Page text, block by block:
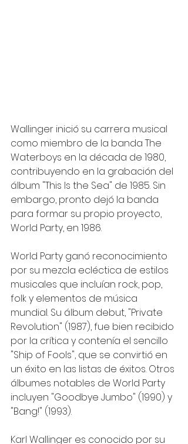
Wallinger inició su carrera musical
como miembro de la banda The
Waterboys en la década de 1980,
contribuyendo en la grabación del
álbum "This Is the Sea" de 1985. Sin
embargo, pronto dejó la banda
para formar su propio proyecto,
World Party, en 1986.
World Party ganó reconocimiento
por su mezcla ecléctica de estilos
musicales que incluían rock, pop,
folk y elementos de música
mundial. Su álbum debut, "Private
Revolution" (1987), fue bien recibido
por la crítica y contenía el sencillo
"Ship of Fools", que se convirtió en
un éxito en las listas de éxitos. Otros
álbumes notables de World Party
incluyen "Goodbye Jumbo" (1990) y
"Bang!" (1993).
Karl Wallinger es conocido por su